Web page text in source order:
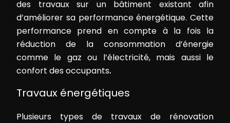
des travaux sur un bâtiment existant afin
d’améliorer sa performance énergétique. Cette
performance prend en compte à la fois la
réduction de la consommation d’énergie
comme le gaz ou l’électricité, mais aussi le
confort des occupants.
Travaux énergétiques
Plusieurs types de travaux de rénovation